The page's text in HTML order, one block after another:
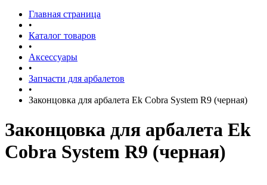
Главная страница
•
Каталог товаров
•
Аксессуары
•
Запчасти для арбалетов
•
Законцовка для арбалета Ek Cobra System R9 (черная)
Законцовка для арбалета Ek
Cobra System R9 (черная)